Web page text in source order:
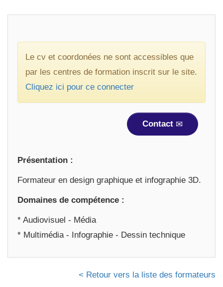
Le cv et coordonées ne sont accessibles que
par les centres de formation inscrit sur le site.
Cliquez ici pour ce connecter
Contact
Présentation :
Formateur en design graphique et infographie 3D.
Domaines de compétence :
* Audiovisuel - Média
* Multimédia - Infographie - Dessin technique
< Retour vers la liste des formateurs